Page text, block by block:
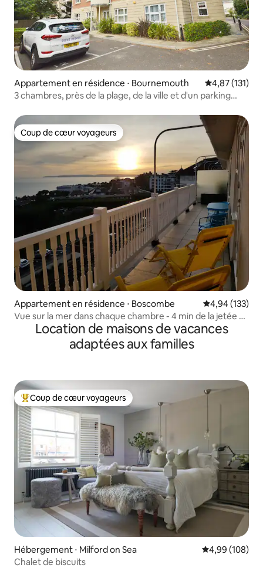
Appartement en résidence ⋅ Bournemouth Évaluation
4,87 (131)
3 chambres, près de la plage, de la ville et d'un parking
Coup de cœur voyageurs
Coup de cœur voyageurs
Appartement en résidence ⋅ Boscombe Évaluation
4,94 (133)
Vue sur la mer dans chaque chambre - 4 min de la jetée et
de la plage de Boscombe
Location de maisons de vacances
adaptées aux familles
Coups de cœur voyageurs les plus appréciés
Coup de cœur voyageurs
Hébergement ⋅ Milford on Sea Évaluation
4,99 (108)
Chalet de biscuits